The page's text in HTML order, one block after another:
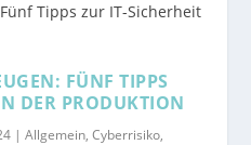
FÜNF TIPPS
DER PRODUKTION
|Allgemein,Cyberrisiko,